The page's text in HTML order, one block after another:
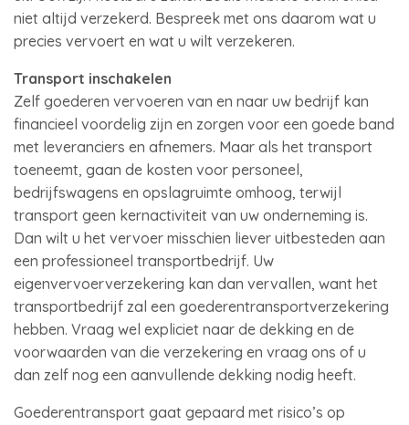
niet altijd verzekerd. Bespreek met ons daarom wat u
precies vervoert en wat u wilt verzekeren.
Transport inschakelen
Zelf goederen vervoeren van en naar uw bedrijf kan
financieel voordelig zijn en zorgen voor een goede band
met leveranciers en afnemers. Maar als het transport
toeneemt, gaan de kosten voor personeel,
bedrijfswagens en opslagruimte omhoog, terwijl
transport geen kernactiviteit van uw onderneming is.
Dan wilt u het vervoer misschien liever uitbesteden aan
een professioneel transportbedrijf. Uw
eigenvervoerverzekering kan dan vervallen, want het
transportbedrijf zal een goederentransportverzekering
hebben. Vraag wel expliciet naar de dekking en de
voorwaarden van die verzekering en vraag ons of u
dan zelf nog een aanvullende dekking nodig heeft.
Goederentransport gaat gepaard met risico’s op